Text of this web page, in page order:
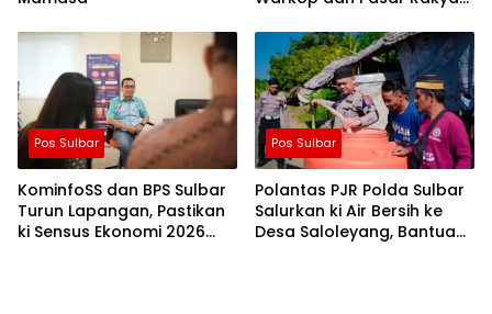
Pos Sulbar
KominfoSS dan BPS Sulbar
Turun Lapangan, Pastikan
ki Sensus Ekonomi 2026
Pos Sulbar
Polantas PJR Polda Sulbar
Salurkan ki Air Bersih ke
Desa Saloleyang, Bantuan